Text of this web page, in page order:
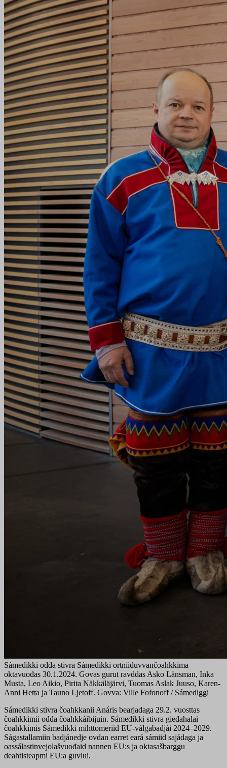
Sámedikki ođđa stivra Sámedikki ortniiduvvančoahkkima
oktavuođas 30.1.2024. Govas gurut ravddas Asko Länsman, Inka
Musta, Leo Aikio, Pirita Näkkäläjärvi, Tuomas Aslak Juuso, Karen-
Anni Hetta ja Tauno Ljetoff. Govva: Ville Fofonoff / Sámediggi
Sámedikki stivra čoahkkanii Anáris bearjadaga 29.2. vuosttas
čoahkkimii ođđa čoahkkáibijuin. Sámedikki stivra gieđahalai
čoahkkimis Sámedikki mihttomeriid EU-válgabadjái 2024–2029.
Ságastallamiin badjánedje ovdan earret eará sámiid sajádaga ja
oassálastinvejolašvuođaid nannen EU:s ja oktasašbarggu
deahtisteapmi EU:a guvlui.